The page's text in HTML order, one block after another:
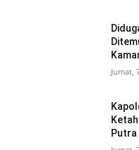
Jumat,
Putra